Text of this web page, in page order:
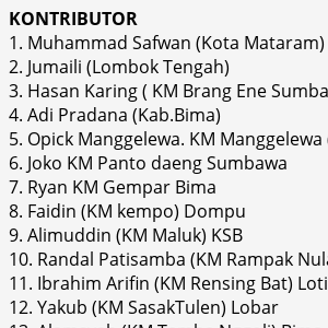
KONTRIBUTOR
1. Muhammad Safwan (Kota Mataram)
2. Jumaili (Lombok Tengah)
3. Hasan Karing ( KM Brang Ene
4. Adi Pradana (Kab.Bima)
5. Opick Manggelewa. KM
6. Joko KM Panto daeng Sumbawa
7. Ryan KM Gempar Bima
8. Faidin (KM kempo) Dompu
9. Alimuddin (KM Maluk) KSB
10. Randal Patisamba (KM Rampak
11. Ibrahim Arifin (KM Rensing Bat)
12. Yakub (KM SasakTulen) Lobar